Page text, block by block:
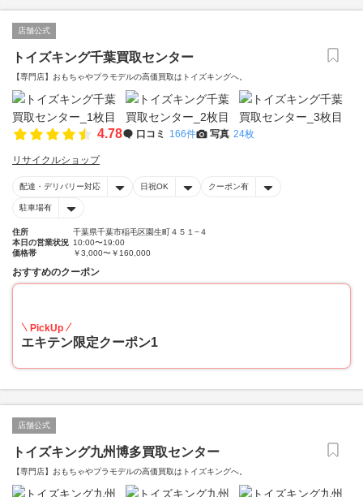
店舗公式
トイズキング千葉買取センター
【専門店】おもちゃやプラモデルの高価買取はトイズキングへ。‎
4.78 口コミ 166件 写真 24枚
リサイクルショップ
配達・デリバリー対応 日祝OK クーポン有
駐車場有
住所
千葉県千葉市稲毛区園生町４５１−４
本日の営業状況 10:00〜19:00
価格帯
￥3,000〜￥160,000
おすすめのクーポン
PickUp
エキテン限定クーポン1
店舗公式
トイズキング九州博多買取センター
【専門店】おもちゃやプラモデルの高価買取はトイズキングへ。‎